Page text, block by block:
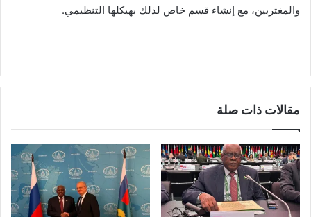
والمغتربين، مع إنشاء قسم خاص لذلك بهيكلها التنظيمي.
مقالات ذات صلة